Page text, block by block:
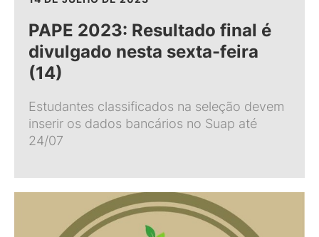
PAPE 2023: Resultado final é
divulgado nesta sexta-feira
(14)
Estudantes classificados na seleção devem
inserir os dados bancários no Suap até
24/07